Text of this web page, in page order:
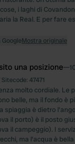
i laghi di
la Real. E per fare
Mostra originale
una posizione—
Sitecode: 47471
molto cordiale. Le
belle, ma il fondo è
spiaggia è dietro
il porto) è il posto
il campeggio). I
ma l'acqua è bella